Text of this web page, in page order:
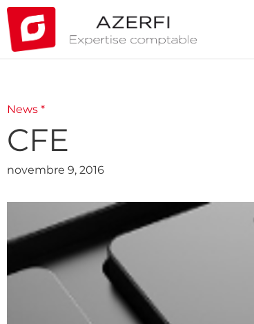
News *
CFE
novembre 9, 2016